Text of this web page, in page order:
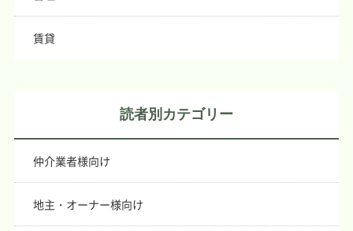
賃貸
読者別カテゴリー
仲介業者様向け
地主・オーナー様向け